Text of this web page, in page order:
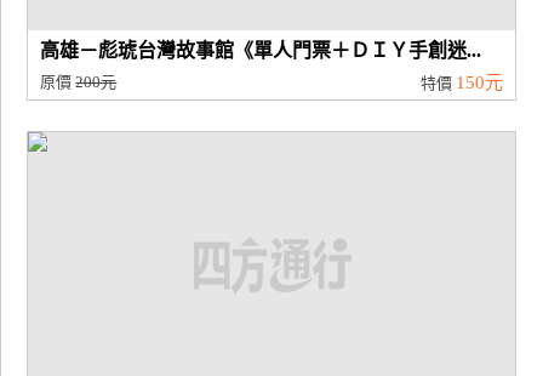
高雄－彪琥台灣故事館《單人門票＋ＤＩＹ手創迷...
原價200元 特價 150元